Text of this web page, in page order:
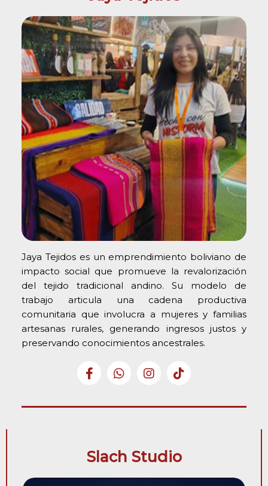
Jaya Tejidos es un emprendimiento boliviano de
impacto social que promueve la revalorización
del tejido tradicional andino. Su modelo de
trabajo articula una cadena productiva
comunitaria que involucra a mujeres y familias
artesanas rurales, generando ingresos justos y
preservando conocimientos ancestrales.
Slach Studio